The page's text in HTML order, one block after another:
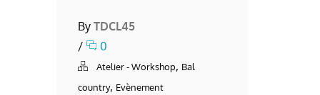
By TDCL45
/
0
Atelier - Workshop, Bal
country, Evènement